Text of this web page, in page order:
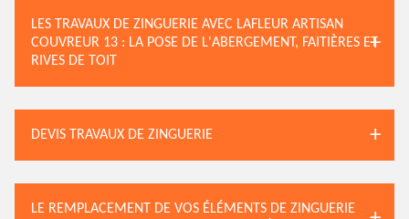
LES TRAVAUX DE ZINGUERIE AVEC LAFLEUR ARTISAN
COUVREUR 13 : LA POSE DE L'ABERGEMENT, FAITIÈRES ET
RIVES DE TOIT
DEVIS TRAVAUX DE ZINGUERIE
LE REMPLACEMENT DE VOS ÉLÉMENTS DE ZINGUERIE